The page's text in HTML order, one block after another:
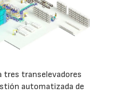
tres transelevadores
automatizada de